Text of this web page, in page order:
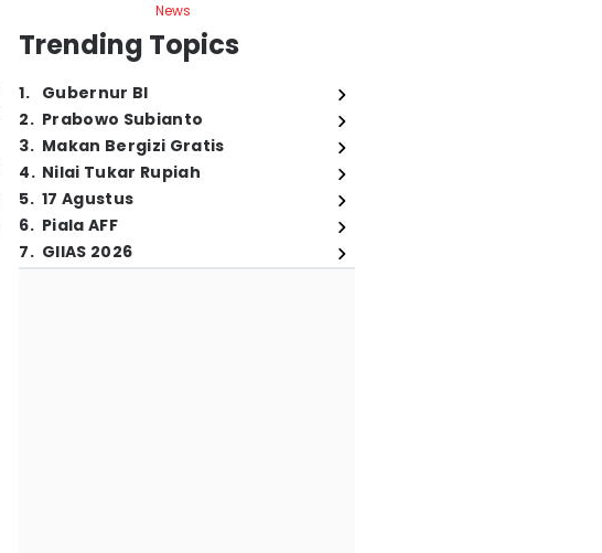
News
Trending Topics
1. Gubernur BI
2. Prabowo Subianto
3. Makan Bergizi Gratis
4. Nilai Tukar Rupiah
5. 17 Agustus
6. Piala AFF
7. GIIAS 2026